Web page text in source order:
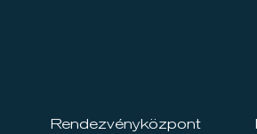
Rendezvényközpont